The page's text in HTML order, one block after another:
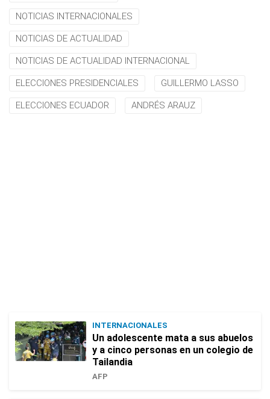
NOTICIAS INTERNACIONALES
NOTICIAS DE ACTUALIDAD
NOTICIAS DE ACTUALIDAD INTERNACIONAL
ELECCIONES PRESIDENCIALES GUILLERMO LASSO
ELECCIONES ECUADOR ANDRÉS ARAUZ
INTERNACIONALES
Un adolescente mata a sus abuelos
y a cinco personas en un colegio de
Tailandia
AFP